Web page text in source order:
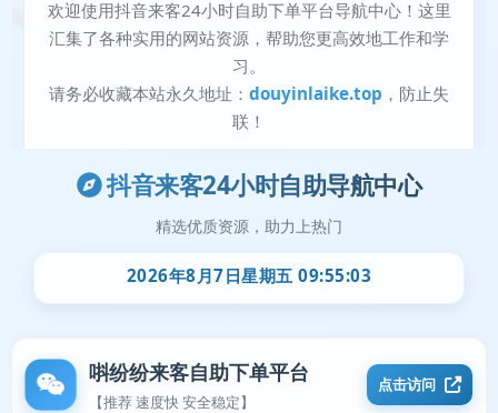
抖音来客24小时自助导航中心
精选优质资源，助力上热门
2026年8月7日星期五 09:55:04
唞纷纷来客自助下单平台
【推荐 速度快 安全稳定】
点击访问